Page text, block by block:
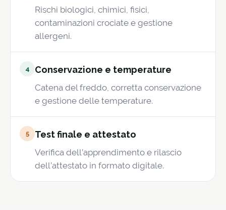
Rischi biologici, chimici, fisici,
contaminazioni crociate e gestione
allergeni.
4 Conservazione e temperature
Catena del freddo, corretta conservazione
e gestione delle temperature.
5 Test finale e attestato
Verifica dell’apprendimento e rilascio
dell’attestato in formato digitale.